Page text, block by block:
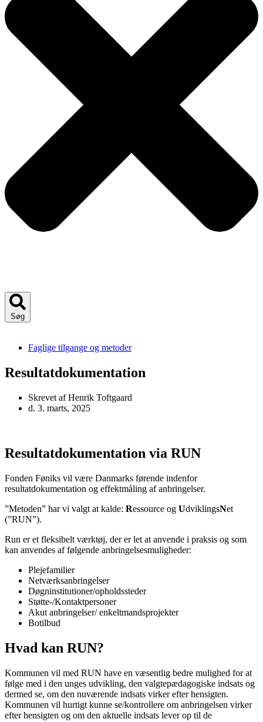
Søg
Faglige tilgange og metoder
Resultatdokumentation
Skrevet afHenrik Toftgaard
d. 3. marts, 2025
Resultatdokumentation via RUN
Fonden Føniks vil være Danmarks førende indenfor
resultatdokumentation og effektmåling af anbringelser.
”Metoden” har vi valgt at kalde: Ressource og UdviklingsNet
(”RUN”).
Run er et fleksibelt værktøj, der er let at anvende i praksis og som
kan anvendes af følgende anbringelsesmuligheder:
Plejefamilier
Netværksanbringelser
Døgninstitutioner/opholdssteder
Støtte-/Kontaktpersoner
Akut anbringelser/ enkeltmandsprojekter
Botilbud
Hvad kan RUN?
Kommunen vil med RUN have en væsentlig bedre mulighed for at
følge med i den unges udvikling, den valgtepædagogiske indsats og
dermed se, om den nuværende indsats virker efter hensigten.
Kommunen vil hurtigt kunne se/kontrollere om anbringelsen virker
efter hensigten og om den aktuelle indsats lever op til de